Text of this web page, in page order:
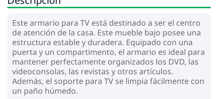
Este armario para TV está destinado a ser el centro
de atención de la casa. Este mueble bajo posee una
estructura estable y duradera. Equipado con una
puerta y un compartimento, el armario es ideal para
mantener perfectamente organizados los DVD, las
videoconsolas, las revistas y otros artículos.
Además, el soporte para TV se limpia fácilmente con
un paño húmedo.